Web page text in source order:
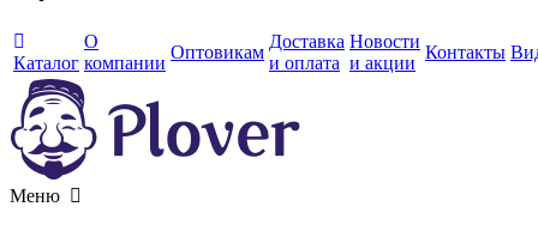
Каталог
О
компании
Оптовикам
Доставка
и оплата
Новости
и акции
Контакты
Меню